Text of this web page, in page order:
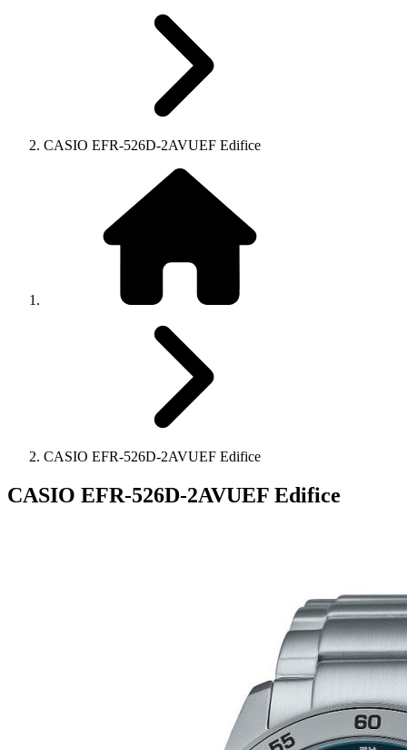
CASIO EFR-526D-2AVUEF Edifice
CASIO EFR-526D-2AVUEF Edifice
CASIO EFR-526D-2AVUEF Edifice